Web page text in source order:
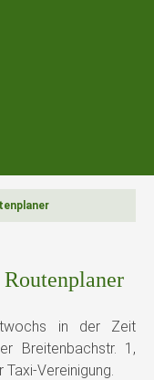
in der Zeit
Breitenbachstr. 1,
Vereinigung.